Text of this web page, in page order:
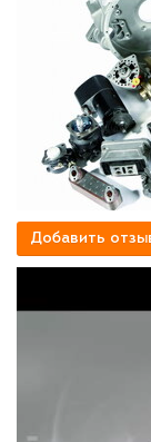
Добавить